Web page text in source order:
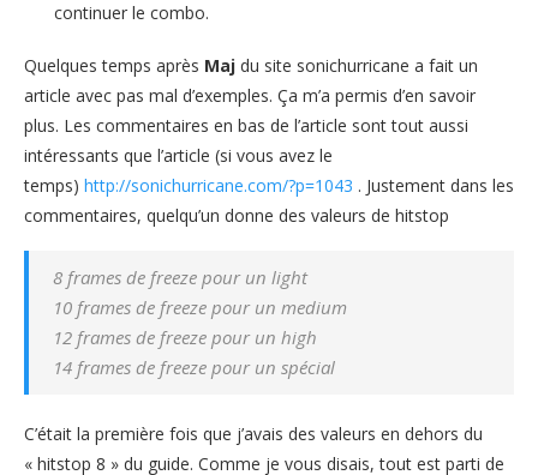
continuer le combo.
Quelques temps après Maj du site sonichurricane a fait un
article avec pas mal d’exemples. Ça m’a permis d’en savoir
plus. Les commentaires en bas de l’article sont tout aussi
intéressants que l’article (si vous avez le
temps) http://sonichurricane.com/?p=1043 . Justement dans les
commentaires, quelqu’un donne des valeurs de hitstop
8 frames de freeze pour un light
10 frames de freeze pour un medium
12 frames de freeze pour un high
14 frames de freeze pour un spécial
C’était la première fois que j’avais des valeurs en dehors du
« hitstop 8 » du guide. Comme je vous disais, tout est parti de